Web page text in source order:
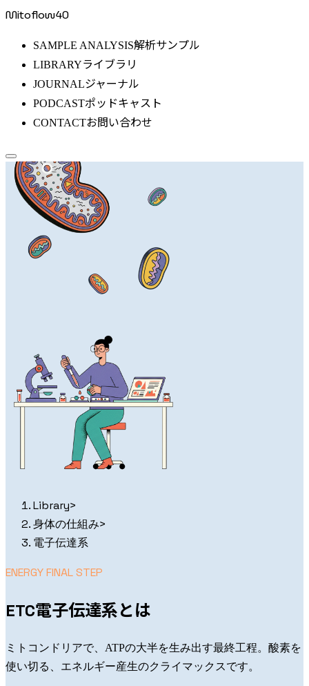
Mitoflow40
SAMPLE ANALYSIS解析サンプル
LIBRARYライブラリ
JOURNALジャーナル
PODCASTポッドキャスト
CONTACTお問い合わせ
Library>
身体の仕組み>
電子伝達系
ENERGY FINAL STEP
ETC電子伝達系とは
ミトコンドリアで、ATPの大半を生み出す最終工程。酸素を
使い切る、エネルギー産生のクライマックスです。